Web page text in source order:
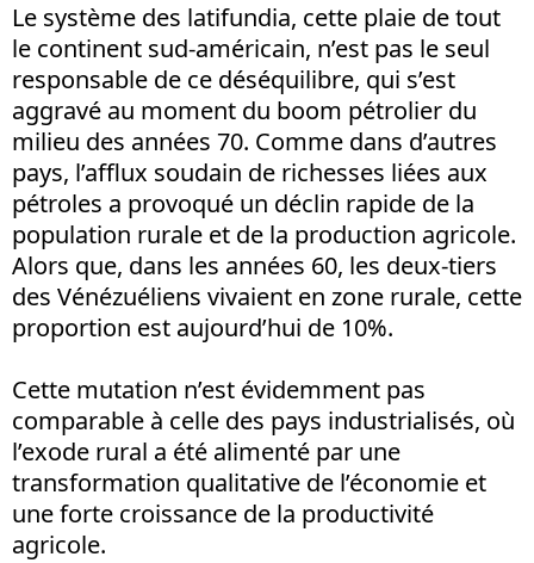
Le système des latifundia, cette plaie de tout
le continent sud-américain, n’est pas le seul
responsable de ce déséquilibre, qui s’est
aggravé au moment du boom pétrolier du
milieu des années 70. Comme dans d’autres
pays, l’afflux soudain de richesses liées aux
pétroles a provoqué un déclin rapide de la
population rurale et de la production agricole.
Alors que, dans les années 60, les deux-tiers
des Vénézuéliens vivaient en zone rurale, cette
proportion est aujourd’hui de 10%.
Cette mutation n’est évidemment pas
comparable à celle des pays industrialisés, où
l’exode rural a été alimenté par une
transformation qualitative de l’économie et
une forte croissance de la productivité
agricole.